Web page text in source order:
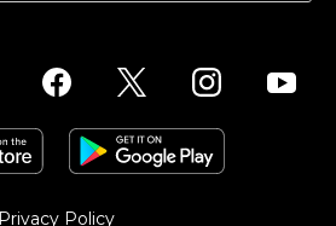
Privacy Policy